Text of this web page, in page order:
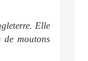
Elle
de moutons